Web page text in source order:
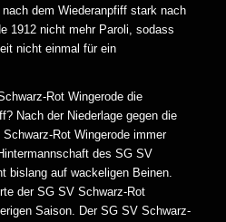
dem Wiederanpfiff stark nach
1912 nicht mehr Paroli, sodass
nicht einmal für ein
Rot Wingerode die
Nach der Niederlage gegen die
Rot Wingerode immer
des SG SV
bislang auf wackeligen Beinen.
der SG SV Schwarz-Rot
Saison. Der SG SV Schwarz-